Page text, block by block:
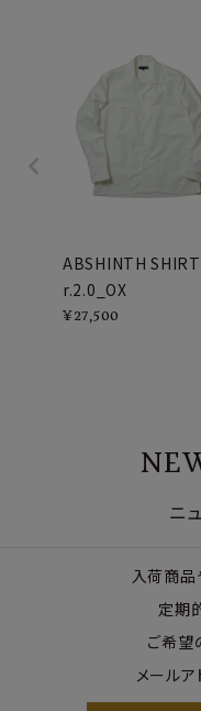
ABSHINTH
r.2.0_OX
¥27,500
ニ
入荷商品
定期
ご希望
メールア